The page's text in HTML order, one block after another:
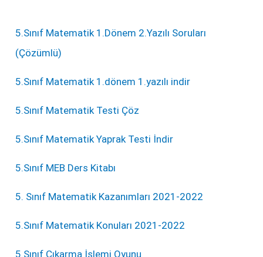
5.Sınıf Matematik 1.Dönem 2.Yazılı Soruları
(Çözümlü)
5.Sınıf Matematik 1.dönem 1.yazılı indir
5.Sınıf Matematik Testi Çöz
5.Sınıf Matematik Yaprak Testi İndir
5.Sınıf MEB Ders Kitabı
5. Sınıf Matematik Kazanımları 2021-2022
5.Sınıf Matematik Konuları 2021-2022
5.Sınıf Çıkarma İşlemi Oyunu